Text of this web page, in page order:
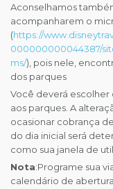
Aconselhamos
acompanharem o
(https://
000000000044387/
ms/), pois nele,
dos parques
Você deverá escolher
aos parques. A
ocasionar cobrança
do dia inicial será
como sua janela de
Nota:Programe sua
calendário de